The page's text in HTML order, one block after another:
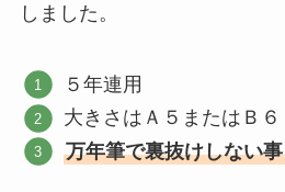
しました。
５年連用
大きさはＡ５またはＢ６
万年筆で裏抜けしない事